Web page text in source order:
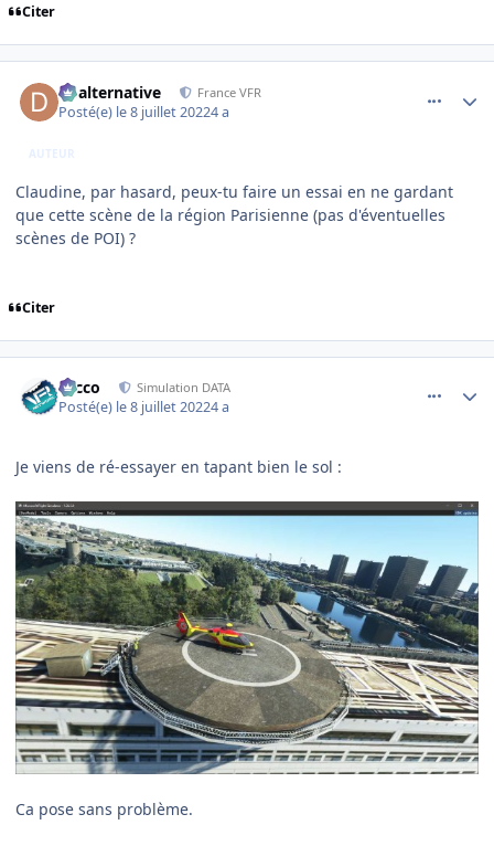
Citer
dbalternative France VFR
Posté(e) le 8 juillet 20224 a
AUTEUR
Claudine, par hasard, peux-tu faire un essai en ne gardant
que cette scène de la région Parisienne (pas d'éventuelles
scènes de POI) ?
Citer
Nicco Simulation DATA
Posté(e) le 8 juillet 20224 a
Je viens de ré-essayer en tapant bien le sol :
Ca pose sans problème.